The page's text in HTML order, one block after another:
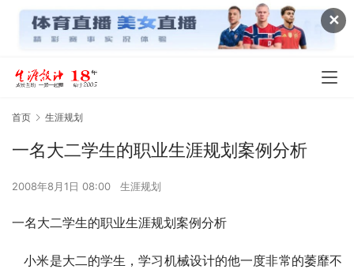
✕
首页 生涯规划
一名大二学生的职业生涯规划案例分析
2008年8月1日 08:00 生涯规划
一名大二学生的职业生涯规划案例分析
小米是大二的学生，学习机械设计的他一度非常的萎靡不